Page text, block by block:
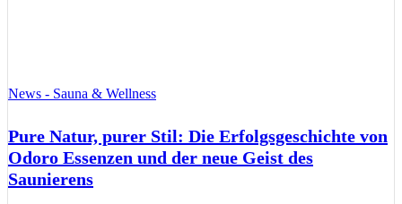
News - Sauna & Wellness
Pure Natur, purer Stil: Die Erfolgsgeschichte von
Odoro Essenzen und der neue Geist des
Saunierens